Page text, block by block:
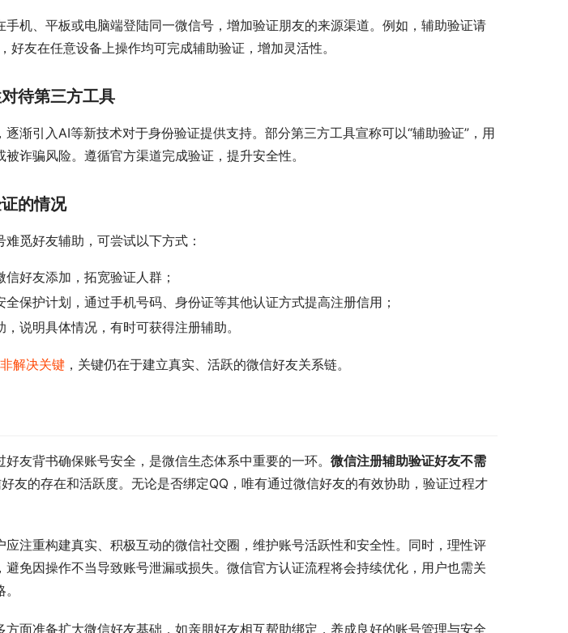
机、平板或电脑端登陆同一微信号，增加验证朋友的来源渠道。例如，辅助验证请
好友在任意设备上操作均可完成辅助验证，增加灵活性。
待第三方工具
渐引入AI等新技术对于身份验证提供支持。部分第三方工具宣称可以“辅助验证”，用
诈骗风险。遵循官方渠道完成验证，提升安全性。
的情况
觅好友辅助，可尝试以下方式：
好友添加，拓宽验证人群；
保护计划，通过手机号码、身份证等其他认证方式提高注册信用；
说明具体情况，有时可获得注册辅助。
解决关键 ，关键仍在于建立真实、活跃的微信好友关系链。
友背书确保账号安全，是微信生态体系中重要的一环。 微信注册辅助验证好友不需
好友的存在和活跃度。无论是否绑定QQ，唯有通过微信好友的有效协助，验证过程才
注重构建真实、积极互动的微信社交圈，维护账号活跃性和安全性。同时，理性评
免因操作不当导致账号泄漏或损失。微信官方认证流程将会持续优化，用户也需关
面准备扩大微信好友基础，如亲朋好友相互帮助绑定，养成良好的账号管理与安全